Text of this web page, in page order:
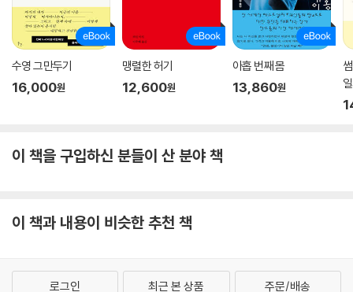
수영 그만두기
16,000원
맹렬한 허기
12,600원
아홉 번째 몸
13,860원
이 책을 구입하신 분들이 산 분야 책
이 책과 내용이 비슷한 추천 책
로그인 최근 본 상품 주문/배송